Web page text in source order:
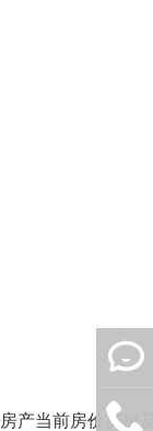
产当前房价房租